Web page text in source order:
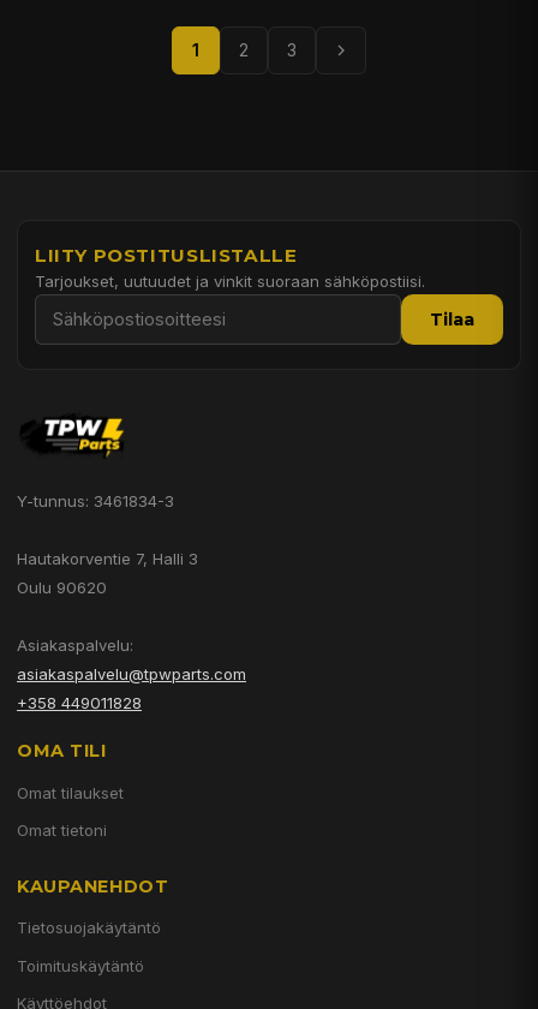
1 2 3
LIITY POSTITUSLISTALLE
Tarjoukset, uutuudet ja vinkit suoraan sähköpostiisi.
Tilaa
Y-tunnus: 3461834-3
Hautakorventie 7, Halli 3
Oulu 90620
Asiakaspalvelu:
asiakaspalvelu@tpwparts.com
+358 449011828
OMA TILI
Omat tilaukset
Omat tietoni
KAUPANEHDOT
Tietosuojakäytäntö
Toimituskäytäntö
Käyttöehdot